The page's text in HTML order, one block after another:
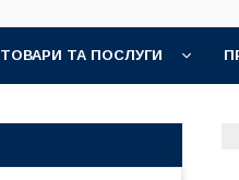
ТОВАРИ ТА ПОСЛУГИ